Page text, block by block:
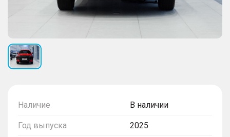
Наличие В наличии
Год выпуска 2025